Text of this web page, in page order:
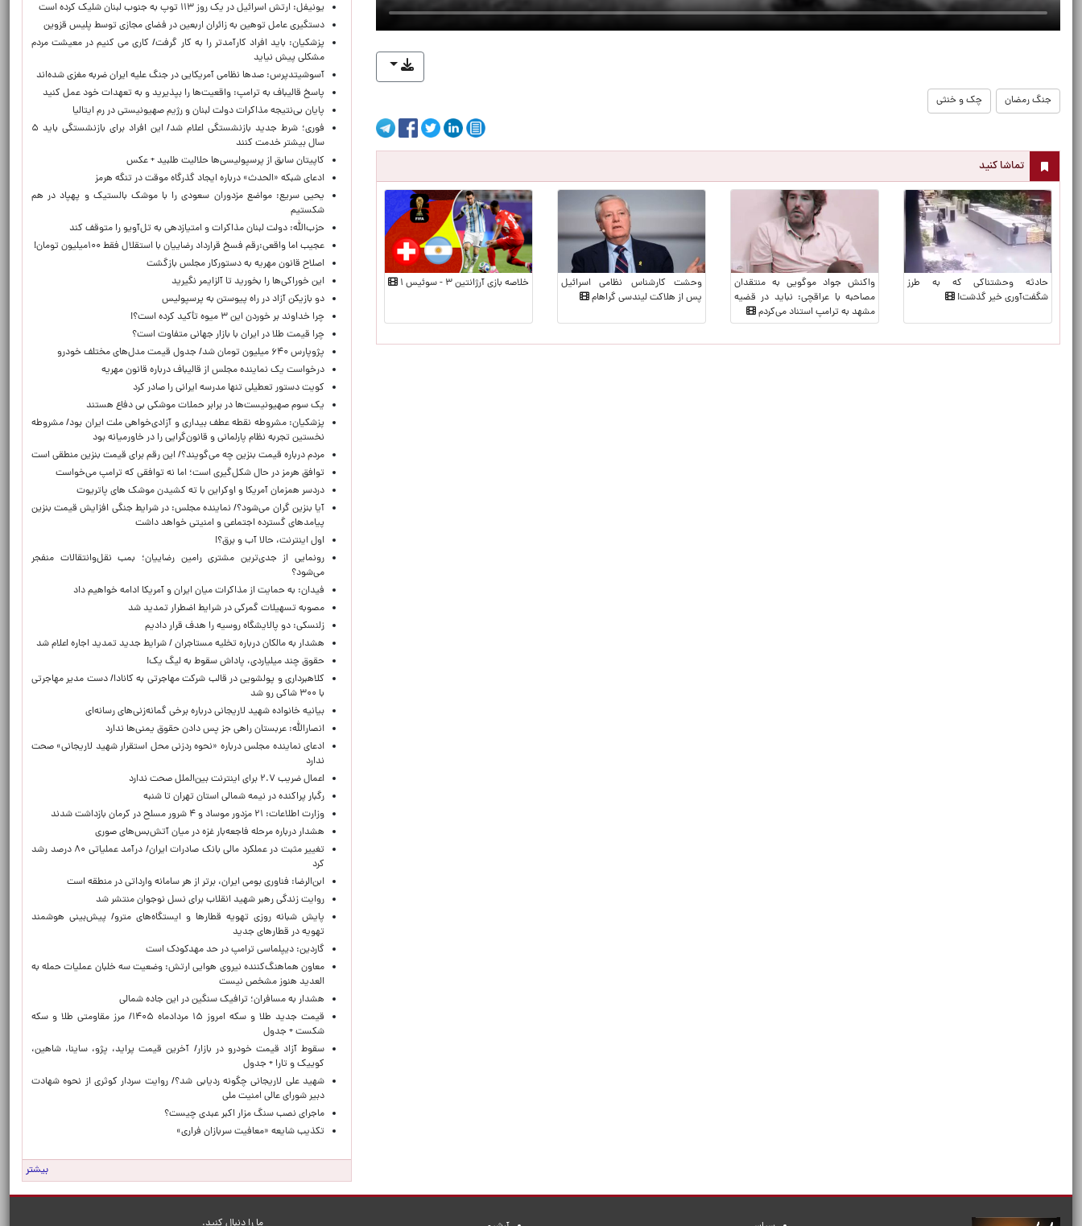
جنگ رمضان چک و خنثی
تماشا کنید
حادثه وحشتناکی که به طرز
شگفت‌آوری خیر گذشت!
واکنش جواد موگویی به منتقدان
مصاحبه با عراقچی: نباید در قضیه
مشهد به ترامپ استناد می‌کردم
وحشت کارشناس نظامی اسرائیل
پس از هلاکت لیندسی گراهام
خلاصه بازی آرژانتین ۳ - سوئیس ۱
یونیفل: ارتش اسرائیل در یک روز ۱۱۳ توپ به جنوب لبنان شلیک کرده است
دستگیری عامل توهین به زائران اربعین در فضای مجازی توسط پلیس قزوین
پزشکیان: باید افراد کارآمدتر را به کار گرفت/ کاری می کنیم در معیشت مردم
مشکلی پیش نیاید
آسوشیتدپرس: صدها نظامی آمریکایی در جنگ علیه ایران ضربه مغزی شده‌اند
پاسخ قالیباف به ترامپ: واقعیت‌ها را بپذیرید و به تعهدات خود عمل کنید
پایان بی‌نتیجه مذاکرات دولت لبنان و رژیم صهیونیستی در رم ایتالیا
فوری؛ شرط جدید بازنشستگی اعلام شد/ این افراد برای بازنشستگی باید ۵
سال بیشتر خدمت کنند
کاپیتان سابق از پرسپولیسی‌ها حلالیت طلبید + عکس
ادعای شبکه «الحدث» درباره ایجاد گذرگاه موقت در تنگه هرمز
یحیی سریع: مواضع مزدوران سعودی را با موشک بالستیک و پهپاد در هم
شکستیم
حزب‌الله: دولت لبنان مذاکرات و امتیازدهی به تل‌آویو را متوقف کند
عجیب اما واقعی:رقم فسخ قرارداد رضاییان با استقلال فقط ۱۰۰میلیون تومان!
اصلاح قانون مهریه به دستورکار مجلس بازگشت
این خوراکی‌ها را بخورید تا آلزایمر نگیرید
دو بازیکن آزاد در راه پیوستن به پرسپولیس
چرا خداوند بر خوردن این ۳ میوه تأکید کرده است؟!
چرا قیمت طلا در ایران با بازار جهانی متفاوت است؟
پژوپارس ۶۴۰ میلیون تومان شد/ جدول قیمت مدل‌های مختلف خودرو
درخواست یک نماینده مجلس از قالیباف درباره قانون مهریه
کویت دستور تعطیلی تنها مدرسه ایرانی را صادر کرد
یک‌ سوم صهیونیست‌ها در برابر حملات موشکی بی دفاع هستند
پزشکیان: مشروطه نقطه عطف بیداری و آزادی‌خواهی ملت ایران بود/ مشروطه
نخستین تجربه نظام پارلمانی و قانون‌گرایی را در خاورمیانه بود
مردم درباره قیمت بنزین چه می‌گویند؟/ این رقم برای قیمت بنزین منطقی است
توافق هرمز در حال شکل‌گیری است؛ اما نه توافقی که ترامپ می‌خواست
دردسر همزمان آمریکا و اوکراین با ته کشیدن موشک های پاتریوت
آیا بنزین گران می‌شود؟/ نماینده مجلس: در شرایط جنگی افزایش قیمت بنزین
پیامدهای گسترده اجتماعی و امنیتی خواهد داشت
اول اینترنت، حالا آب و برق؟!
رونمایی از جدی‌ترین مشتری رامین رضاییان؛ بمب نقل‌وانتقالات منفجر
می‌شود؟
فیدان: به حمایت از مذاکرات میان ایران و آمریکا ادامه خواهیم داد
مصوبه تسهیلات گمرکی در شرایط اضطرار تمدید شد
زلنسکی: دو پالایشگاه روسیه را هدف قرار دادیم
هشدار به مالکان درباره تخلیه مستاجران / شرایط جدید تمدید اجاره اعلام شد
حقوق چند میلیاردی، پاداش سقوط به لیگ یک!
کلاهبرداری و پولشویی در قالب شرکت مهاجرتی به کانادا/ دست مدیر مهاجرتی
با ۳۰۰ شاکی رو شد
بیانیه خانواده شهید لاریجانی درباره برخی گمانه‌زنی‌های رسانه‌ای
انصارالله: عربستان راهی جز پس دادن حقوق یمنی‌ها ندارد
ادعای نماینده مجلس درباره «نحوه ردزنی محل استقرار شهید لاریجانی» صحت
ندارد
اعمال ضریب ۲.۷ برای اینترنت بین‌الملل صحت ندارد
رگبار پراکنده در نیمه شمالی استان تهران تا شنبه
وزارت اطلاعات: ۲۱ مزدور موساد و ۴ شرور مسلح در کرمان بازداشت شدند
هشدار درباره مرحله فاجعه‌بار غزه در میان آتش‌بس‌های صوری
تغییر مثبت در عملکرد مالی بانک صادرات ایران/ درآمد عملیاتی ۸۰ درصد رشد
کرد
ابن‌الرضا: فناوری بومی ایران، برتر از هر سامانه وارداتی در منطقه است
روایت زندگی رهبر شهید انقلاب برای نسل نوجوان منتشر شد
پایش شبانه روزی تهویه قطارها و ایستگاه‌های مترو/ پیش‌بینی هوشمند
تهویه در قطارهای جدید
گاردین: دیپلماسی ترامپ در حد مهدکودک است
معاون هماهنگ‌کننده نیروی هوایی ارتش: وضعیت سه خلبان عملیات حمله به
العدید هنوز مشخص نیست
هشدار به مسافران؛ ترافیک سنگین در این جاده شمالی
قیمت جدید طلا و سکه امروز ۱۵ مردادماه ۱۴۰۵/ مرز مقاومتی طلا و سکه
شکست + جدول
سقوط آزاد قیمت خودرو در بازار/ آخرین قیمت پراید، پژو، ساینا، شاهین،
کوییک و تارا + جدول
شهید علی لاریجانی چگونه ردیابی شد؟/ روایت سردار کوثری از نحوه شهادت
دبیر شورای عالی امنیت ملی
ماجرای نصب سنگ مزار اکبر عبدی چیست؟
تکذیب شایعه «معافیت سربازان فراری»
بیشتر